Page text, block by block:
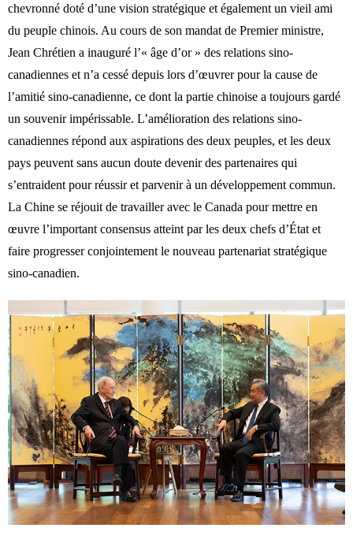
chevronné doté d’une vision stratégique et également un vieil ami
du peuple chinois. Au cours de son mandat de Premier ministre,
Jean Chrétien a inauguré l’« âge d’or » des relations sino-
canadiennes et n’a cessé depuis lors d’œuvrer pour la cause de
l’amitié sino-canadienne, ce dont la partie chinoise a toujours gardé
un souvenir impérissable. L’amélioration des relations sino-
canadiennes répond aux aspirations des deux peuples, et les deux
pays peuvent sans aucun doute devenir des partenaires qui
s’entraident pour réussir et parvenir à un développement commun.
La Chine se réjouit de travailler avec le Canada pour mettre en
œuvre l’important consensus atteint par les deux chefs d’État et
faire progresser conjointement le nouveau partenariat stratégique
sino-canadien.